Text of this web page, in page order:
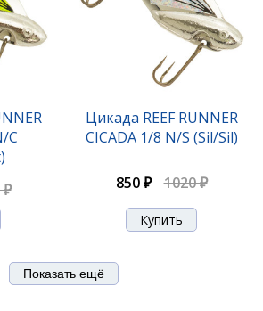
C
Цикада REEF RUNNER
CICADA 1/8 N/S (Sil/Sil)
850 ₽ 1020 ₽
Показать ещё